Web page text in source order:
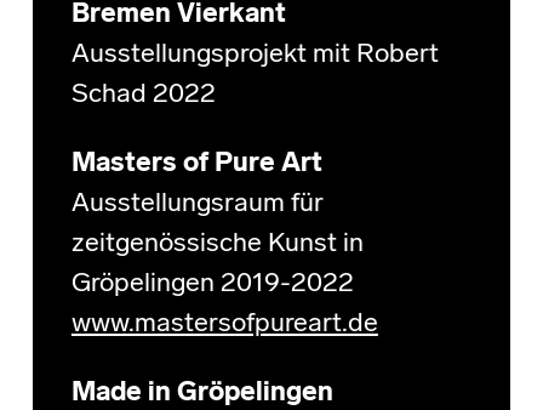
Bremen Vierkant
Ausstellungsprojekt mit Robert
Schad 2022
Masters of Pure Art
Ausstellungsraum für
zeitgenössische Kunst in
Gröpelingen 2019-2022
www.mastersofpureart.de
Made in Gröpelingen